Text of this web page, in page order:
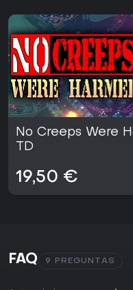
No Creeps Were
TD
19,50 €
FAQ 9 PREGUNTAS